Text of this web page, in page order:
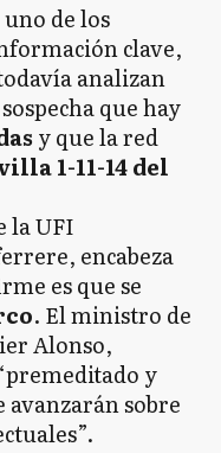
de los
clave,
analizan
que hay
y que la red
1-11-14 del
la UFI
encabeza
es que se
. El ministro de
Alonso,
y
sobre